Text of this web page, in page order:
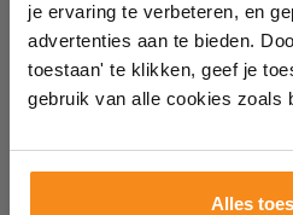
je ervaring te verbeteren, en
advertenties aan te bieden.
toestaan' te klikken, geef je
gebruik van alle cookies zoals
Alles
Laat je inspireren door
badkameropstellingen – van
ervaren adviseurs helpen je
tegels & sanitair direct uit
op eigen